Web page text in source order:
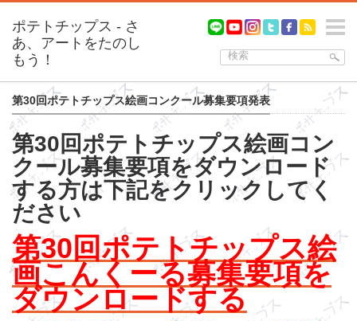
第30回ポテトチップス絵画コンクール募集要項発表
第30回ポテトチップス絵画コン
クール募集要項をダウンロード
する方は下記をクリックしてく
ださい
第30回ポテトチップス絵
画こんくーる募集要項を
ダウンロードする